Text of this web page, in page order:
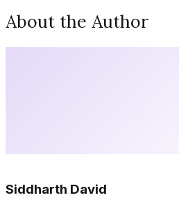
About the Author
Siddharth David